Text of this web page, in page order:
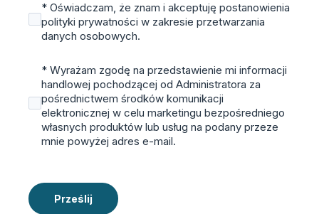
* Oświadczam, że znam i akceptuję postanowienia
polityki prywatności w zakresie przetwarzania
danych osobowych.
* Wyrażam zgodę na przedstawienie mi informacji
handlowej pochodzącej od Administratora za
pośrednictwem środków komunikacji
elektronicznej w celu marketingu bezpośredniego
własnych produktów lub usług na podany przeze
mnie powyżej adres e-mail.
Prześlij